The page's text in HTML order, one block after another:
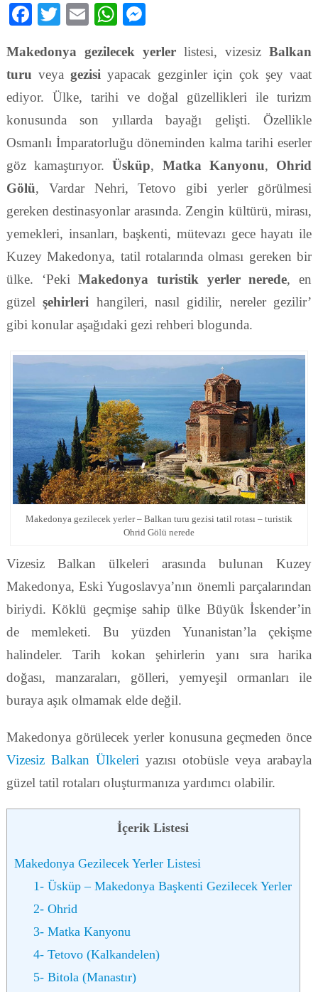
Facebook
TwitterEmailWhatsApp
Makedonya gezilecek yerlerlistesi, vizesizBalkan
turu veya gezisi yapacak gezginler için çok şey vaat
ediyor. Ülke, tarihi ve doğal güzellikleri ile turizm
konusunda son yıllarda bayağı gelişti. Özellikle
Osmanlı İmparatorluğu döneminden kalma tarihi eserler
göz kamaştırıyor.Üsküp, Matka Kanyonu, Ohrid
Gölü, Vardar Nehri, Tetovo gibi yerler görülmesi
gereken destinasyonlar arasında. Zengin kültürü, mirası,
yemekleri, insanları, başkenti, mütevazı gece hayatı ile
Kuzey Makedonya, tatil rotalarında olması gereken bir
ülke. ‘PekiMakedonya turistik yerler nerede, en
güzelşehirleri hangileri, nasıl gidilir, nereler gezilir’
gibi konular aşağıdaki gezi rehberi blogunda.
Makedonya gezilecek yerler – Balkan turu gezisi tatil rotası – turistik
Ohrid Gölü nerede
Vizesiz Balkan ülkeleri arasında bulunan Kuzey
Makedonya, Eski Yugoslavya’nın önemli parçalarından
biriydi. Köklü geçmişe sahip ülke Büyük İskender’in
de memleketi. Bu yüzden Yunanistan’la çekişme
halindeler. Tarih kokan şehirlerin yanı sıra harika
doğası, manzaraları, gölleri, yemyeşil ormanları ile
buraya aşık olmamak elde değil.
Makedonya görülecek yerler konusuna geçmeden önce
Vizesiz Balkan Ülkeleri yazısı otobüsle veya arabayla
güzel tatil rotaları oluşturmanıza yardımcı olabilir.
İçerik Listesi
Makedonya Gezilecek Yerler Listesi
1- Üsküp – Makedonya Başkenti Gezilecek Yerler
2- Ohrid
3- Matka Kanyonu
4- Tetovo (Kalkandelen)
5- Bitola (Manastır)